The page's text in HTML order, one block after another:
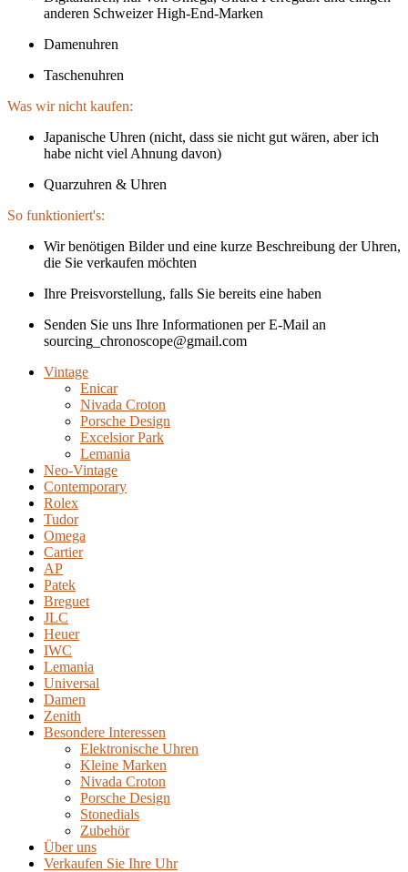
anderen Schweizer High-End-Marken
Damenuhren
Taschenuhren
Was wir nicht kaufen:
Japanische Uhren (nicht, dass sie nicht gut wären, aber ich
habe nicht viel Ahnung davon)
Quarzuhren & Uhren
So funktioniert's:
Wir benötigen Bilder und eine kurze Beschreibung der Uhren,
die Sie verkaufen möchten
Ihre Preisvorstellung, falls Sie bereits eine haben
Senden Sie uns Ihre Informationen per E-Mail an
sourcing_chronoscope@gmail.com
Vintage
Enicar
Nivada Croton
Porsche Design
Excelsior Park
Lemania
Neo-Vintage
Contemporary
Rolex
Tudor
Omega
Cartier
AP
Patek
Breguet
JLC
Heuer
IWC
Lemania
Universal
Damen
Zenith
Besondere Interessen
Elektronische Uhren
Kleine Marken
Nivada Croton
Porsche Design
Stonedials
Zubehör
Über uns
Verkaufen Sie Ihre Uhr